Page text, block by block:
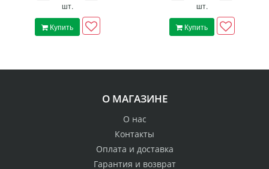
шт.
Купить
шт.
Купить
О МАГАЗИНЕ
О нас
Контакты
Оплата и доставка
Гарантия и возврат